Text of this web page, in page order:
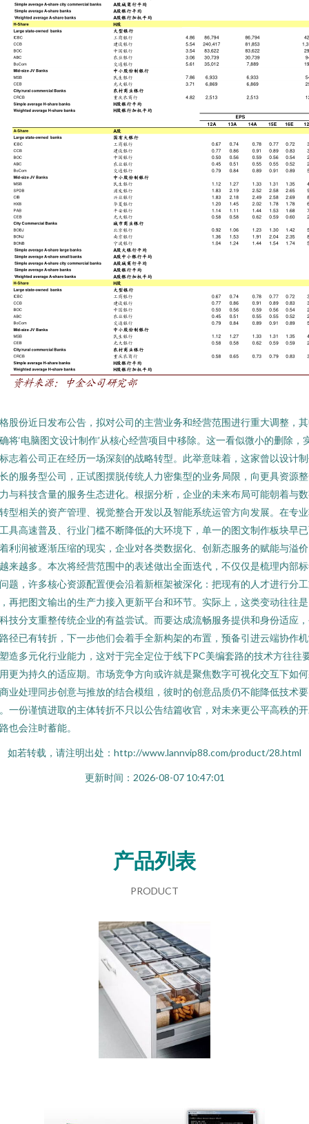
股份近日发布公告，拟对公司的主营业务和经营范围进行重大调整，
将‘电脑图文设计制作’从核心经营项目中移除。这一看似微小的删除，
志着公司正在经历一场深刻的战略转型。此举意味着，这家曾以设计
的服务型公司，正试图摆脱传统人力密集型的业务局限，向更具资源
与科技含量的服务生态进化。根据分析，企业的未来布局可能朝着与
型相关的资产管理、视觉整合开发以及智能系统运管方向发展。在专
具高速普及、行业门槛不断降低的大环境下，单一的图文制作板块早
利润被逐渐压缩的现实，企业对各类数据化、创新态服务的赋能与溢
来越多。本次将经营范围中的表述做出全面迭代，不仅仅是梳理内部
题，许多核心资源配置便会沿着新框架被深化：把现有的人才进行分
再把图文输出的生产力接入更新平台和环节。实际上，这类变动往往
技分支重整传统企业的有益尝试。而要达成流畅服务提供和身份适应
径已有转折，下一步他们会着手全新构架的布置，预备引进云端协作
造多元化行业能力，这对于完全定位于线下PC美编套路的技术方往往
更为持久的适应期。市场竞争方向或许就是聚焦数字可视化交互下如
业处理同步创意与推放的结合模组，彼时的创意品质仍不能降低技术要
一份谨慎进取的主体转折不只以公告结篇收官，对未来更公平高秩的
也会注时蓄能。
如若转载，请注明出处：http://www.lannvip88.com/product/28.html
更新时间：2026-08-07 10:47:01
产品列表
PRODUCT